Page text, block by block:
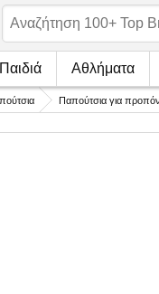
Παιδιά Αθλήματα
Παπούτσια για